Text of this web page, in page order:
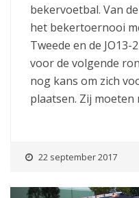
bekervoetbal. Van
het bekertoernooi
Tweede en de
voor de volgende
nog kans om zich
plaatsen. Zij
22 september 2017